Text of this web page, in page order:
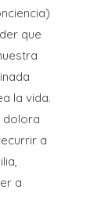
que
la vida.
dolora
a
a